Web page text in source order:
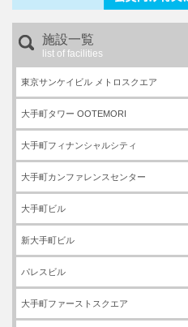
施設一覧
list of facilities
東京サンケイビル メトロスクエア
大手町タワー OOTEMORI
大手町フィナンシャルシティ
大手町カンファレンスセンター
大手町ビル
新大手町ビル
パレスビル
大手町ファーストスクエア